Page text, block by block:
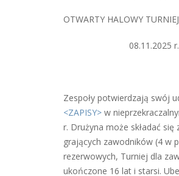
OTWARTY HALOWY
08.11.2025 r.
Zespoły potwierdzają swój
<ZAPISY> w
r. Drużyna może składać
grających zawodników (4 w
rezerwowych, Turniej dla
ukończone 16 lat i starsi.